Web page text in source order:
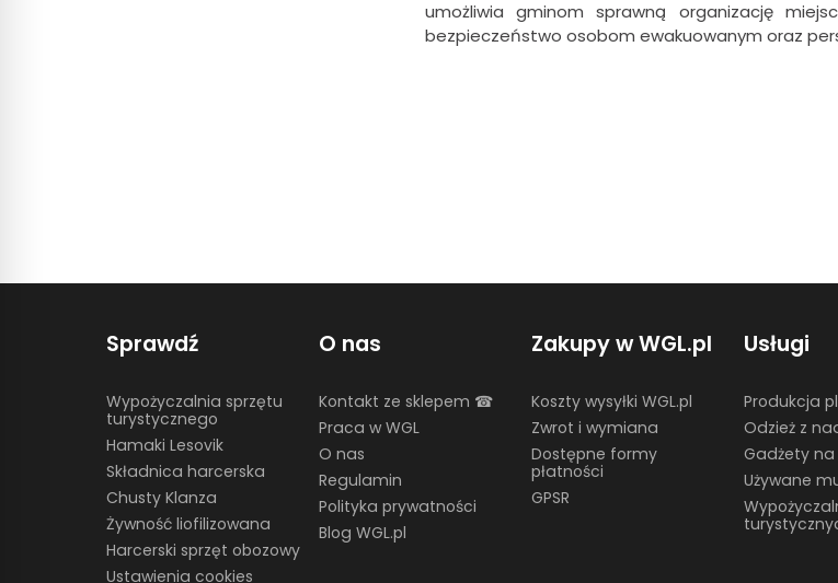
umożliwia gminom sprawną organizację
bezpieczeństwo osobom ewakuowanym oraz
Sprawdź
Wypożyczalnia sprzętu
turystycznego
Hamaki Lesovik
Składnica harcerska
Chusty Klanza
Żywność liofilizowana
Harcerski sprzęt obozowy
Ustawienia cookies
O nas
Kontakt ze sklepem ☎
Praca w WGL
O nas
Regulamin
Polityka prywatności
Blog WGL.pl
Zakupy w WGL.pl
Koszty wysyłki WGL.pl
Zwrot i wymiana
Dostępne formy
płatności
GPSR
Usługi
Produkcja
Odzież z
Gadżety
Używane